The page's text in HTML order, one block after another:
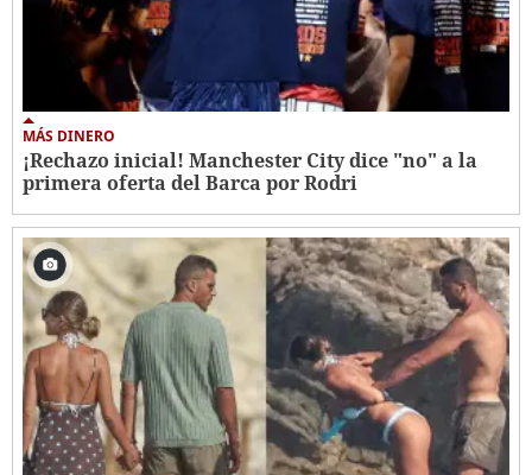
MÁS DINERO
¡Rechazo inicial! Manchester City dice "no" a la
primera oferta del Barca por Rodri